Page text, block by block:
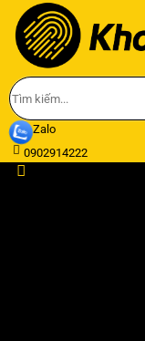
Zalo
0902914222